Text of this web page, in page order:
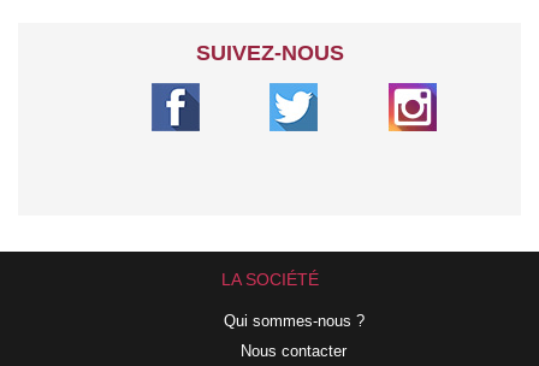
SUIVEZ-NOUS
LA SOCIÉTÉ
Qui sommes-nous ?
Nous contacter